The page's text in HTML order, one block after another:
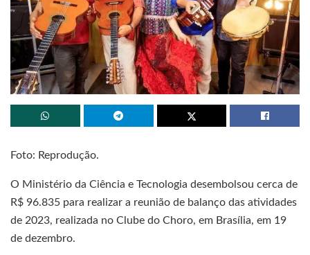
Foto: Reprodução.
O Ministério da Ciência e Tecnologia desembolsou cerca de
R$ 96.835 para realizar a reunião de balanço das atividades
de 2023, realizada no Clube do Choro, em Brasília, em 19
de dezembro.